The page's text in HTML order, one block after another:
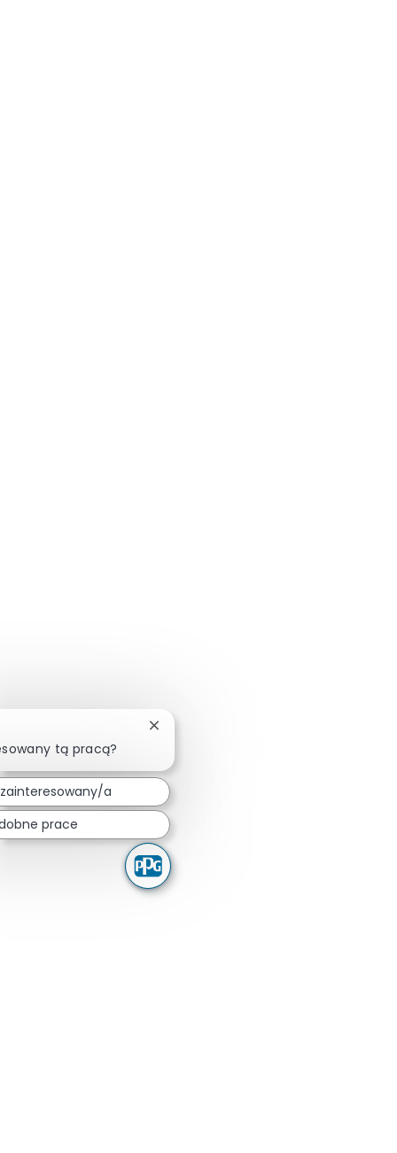
tą pracą?
Zamknij powiadomienie chatbota
a
prace